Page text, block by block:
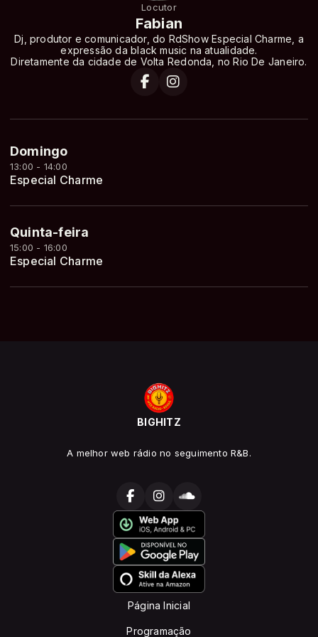
Locutor
Fabian
Dj, produtor e comunicador, do RdShow Especial Charme, a
expressão da black music na atualidade.
Diretamente da cidade de Volta Redonda, no Rio De Janeiro.
Domingo
13:00 - 14:00
Especial Charme
Quinta-feira
15:00 - 16:00
Especial Charme
BIGHITZ
A melhor web rádio no seguimento R&B.
Página Inicial
Programação